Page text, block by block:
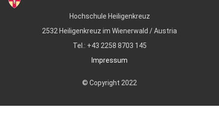
Hochschule Heiligenkreuz
2532 Heiligenkreuz im Wienerwald / Austria
Tel.: +43 2258 8703 145
Impressum
© Copyright 2022